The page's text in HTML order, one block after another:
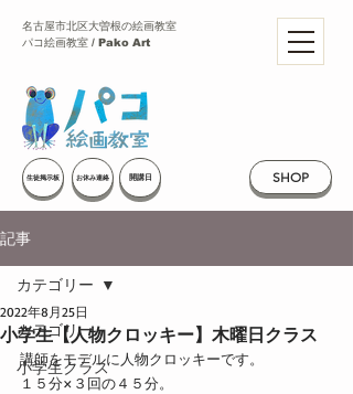
SHOP
名古屋市北区大曽根の絵画教室
パコ絵画教室 / Pako Art
生徒掲示板 お休み連絡 開講日
記事
カテゴリー
小学生クラス
カテゴリー
小学生【人物クロッキー】木曜日クラス
2022年8月25日
講師をモデルに人物クロッキーです。
１５分×３回の４５分。